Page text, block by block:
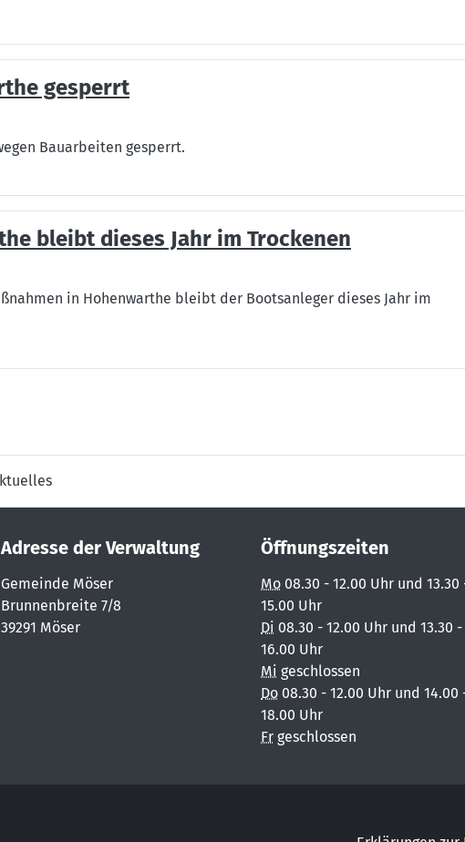
gesperrt
Bauarbeiten gesperrt.
bleibt dieses Jahr im Trockenen
in Hohenwarthe bleibt der Bootsanleger dieses Jahr im
Adresse der Verwaltung
Gemeinde Möser
Brunnenbreite 7/8
39291 Möser
Öffnungszeiten
Mo 08.30 - 12.00 Uhr und 13.30
15.00 Uhr
Di 08.30 - 12.00 Uhr und 13.30 -
16.00 Uhr
Mi geschlossen
Do 08.30 - 12.00 Uhr und 14.00
18.00 Uhr
Fr geschlossen